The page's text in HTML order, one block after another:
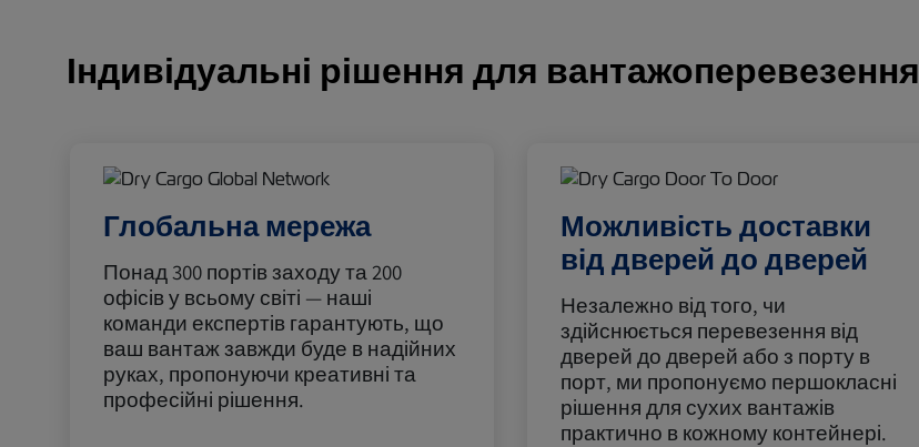
Індивідуальні рішення для вантажоперевезення
Глобальна мережа
Понад 300 портів заходу та 200
офісів у всьому світі — наші
команди експертів гарантують, що
ваш вантаж завжди буде в надійних
руках, пропонуючи креативні та
професійні рішення.
Можливість доставки
від дверей до дверей
Незалежно від того, чи
здійснюється перевезення від
дверей до дверей або з порту в
порт, ми пропонуємо першокласні
рішення для сухих вантажів
практично в кожному контейнері.